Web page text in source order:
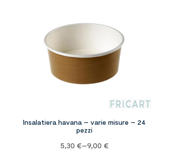
Insalatiera havana – varie misure – 24
pezzi
5,30€–9,00€